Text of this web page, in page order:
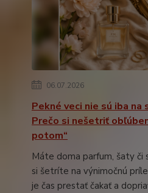
06.07.2026
Pekné veci nie sú iba na
Prečo si nešetriť
potom“
Máte doma parfum, šaty či
si šetríte na výnimočnú
je čas prestať čakať a